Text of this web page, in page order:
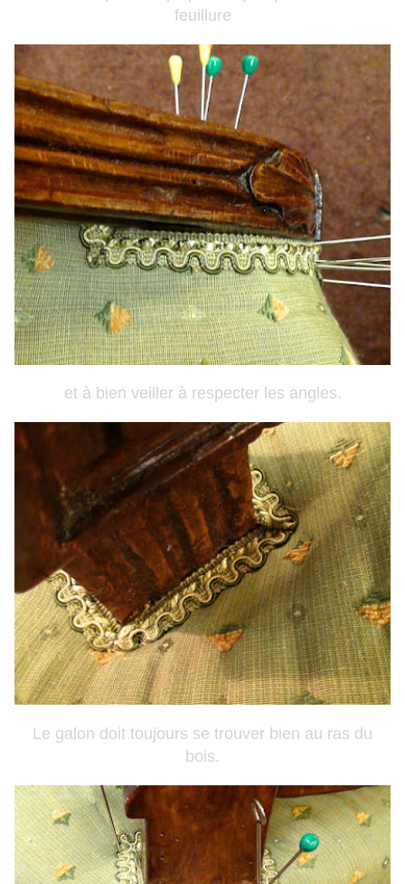
feuillure
et à bien veiller à respecter les angles.
Le galon doit toujours se trouver bien au ras du
bois.